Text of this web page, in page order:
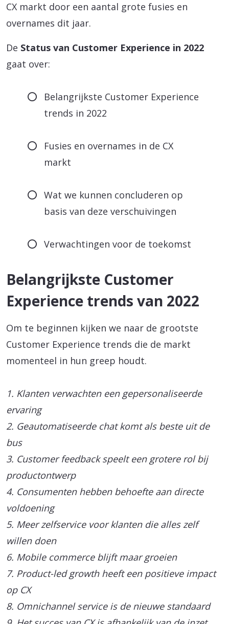
CX markt door een aantal grote fusies en
overnames dit jaar.
De Status van Customer Experience in 2022
gaat over:
Belangrijkste Customer Experience
trends in 2022
Fusies en overnames in de CX
markt
Wat we kunnen concluderen op
basis van deze verschuivingen
Verwachtingen voor de toekomst
Belangrijkste Customer
Experience trends van 2022
Om te beginnen kijken we naar de grootste
Customer Experience trends die de markt
momenteel in hun greep houdt.
1. Klanten verwachten een gepersonaliseerde
ervaring
2. Geautomatiseerde chat komt als beste uit de
bus
3. Customer feedback speelt een grotere rol bij
productontwerp
4. Consumenten hebben behoefte aan directe
voldoening
5. Meer zelfservice voor klanten die alles zelf
willen doen
6. Mobile commerce blijft maar groeien
7. Product-led growth heeft een positieve impact
op CX
8. Omnichannel service is de nieuwe standaard